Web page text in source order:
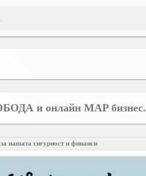
и онлайн MAP бизнес.
нашата сигурност и финанси